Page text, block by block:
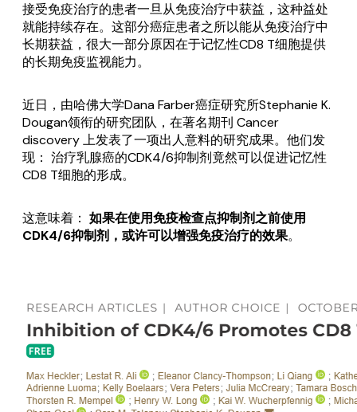
接受免疫治疗的患者一旦从免疫治疗中获益，这种益处
就能持续存在。这部分癌症患者之所以能从免疫治疗中
长期获益，很大一部分原因在于记忆性CD8 T细胞提供
的长期免疫监视能力。
近日，由哈佛大学Dana Farber癌症研究所Stephanie K.
Dougan领衔的研究团队，在著名期刊 Cancer
discovery 上发表了一项出人意料的研究成果。他们发
现： 治疗乳腺癌的CDK4/6抑制剂竟然可以促进记忆性
CD8 T细胞的形成。
这意味着： 如果在使用免疫检查点抑制剂之前使用
CDK4/6抑制剂，或许可以增强免疫治疗的效果。